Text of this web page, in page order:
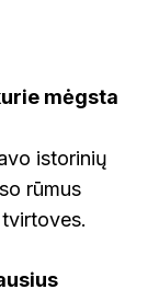
mėgsta
istorinių
rūmus